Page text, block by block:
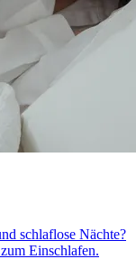
schlaflose Nächte?
Einschlafen.